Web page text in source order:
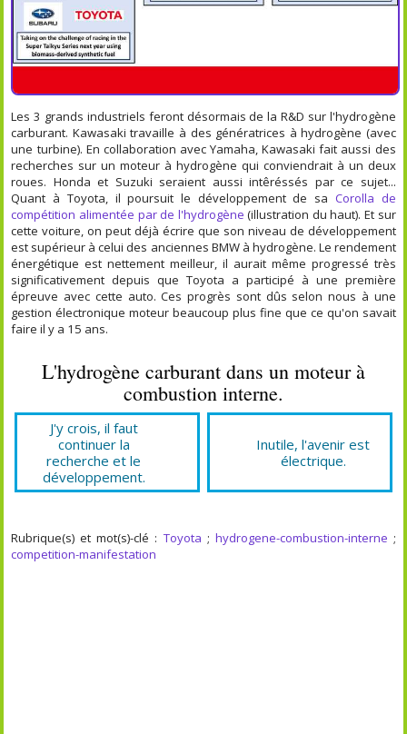
Les 3 grands industriels feront désormais de la R&D sur l'hydrogène
carburant. Kawasaki travaille à des génératrices à hydrogène (avec
une turbine). En collaboration avec Yamaha, Kawasaki fait aussi des
recherches sur un moteur à hydrogène qui conviendrait à un deux
roues. Honda et Suzuki seraient aussi intêréssés par ce sujet...
Quant à Toyota, il poursuit le développement de sa Corolla de
compétition alimentée par de l'hydrogène (illustration du haut). Et sur
cette voiture, on peut déjà écrire que son niveau de développement
est supérieur à celui des anciennes BMW à hydrogène. Le rendement
énergétique est nettement meilleur, il aurait même progressé très
significativement depuis que Toyota a participé à une première
épreuve avec cette auto. Ces progrès sont dûs selon nous à une
gestion électronique moteur beaucoup plus fine que ce qu'on savait
faire il y a 15 ans.
L'hydrogène carburant dans un moteur à
combustion interne.
J'y crois, il faut
continuer la
recherche et le
développement.
Inutile, l'avenir est
électrique.
Rubrique(s) et mot(s)-clé : Toyota ; hydrogene-combustion-interne ;
competition-manifestation